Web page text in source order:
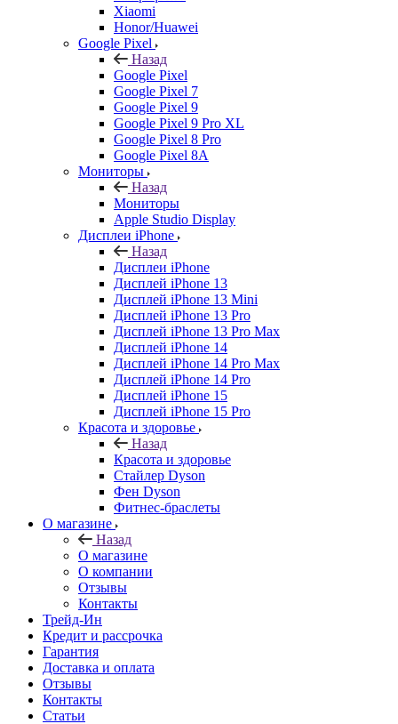
Xiaomi
Honor/Huawei
Google Pixel
Назад
Google Pixel
Google Pixel 7
Google Pixel 9
Google Pixel 9 Pro XL
Google Pixel 8 Pro
Google Pixel 8A
Мониторы
Назад
Мониторы
Apple Studio Display
Дисплеи iPhone
Назад
Дисплеи iPhone
Дисплей iPhone 13
Дисплей iPhone 13 Mini
Дисплей iPhone 13 Pro
Дисплей iPhone 13 Pro Max
Дисплей iPhone 14
Дисплей iPhone 14 Pro Max
Дисплей iPhone 14 Pro
Дисплей iPhone 15
Дисплей iPhone 15 Pro
Красота и здоровье
Назад
Красота и здоровье
Стайлер Dyson
Фен Dyson
Фитнес-браслеты
О магазине
Назад
О магазине
О компании
Отзывы
Контакты
Трейд-Ин
Кредит и рассрочка
Гарантия
Доставка и оплата
Отзывы
Контакты
Статьи